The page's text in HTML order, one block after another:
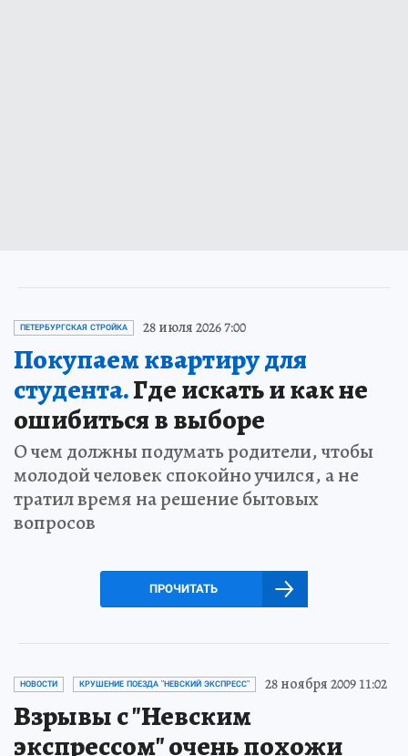
ПЕТЕРБУРГСКАЯ СТРОЙКА 28 июля 2026 7:00
Покупаем квартиру для
студента.Где искать и как не
ошибиться в выборе
О чем должны подумать родители, чтобы
молодой человек спокойно учился, а не
тратил время на решение бытовых
вопросов
ПРОЧИТАТЬ
НОВОСТИ КРУШЕНИЕ ПОЕЗДА "НЕВСКИЙ ЭКСПРЕСС" 28 ноября 2009 11:02
Взрывы с "Невским
экспрессом" очень похожи